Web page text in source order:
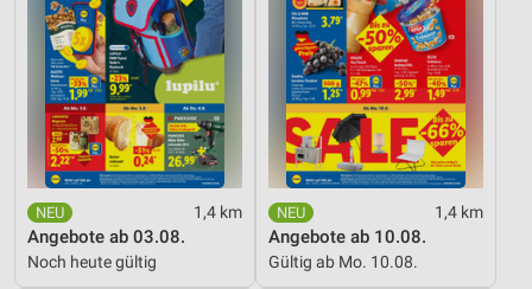
1,4 km
Angebote ab 03.08.
Noch heute gültig
1,4 km
Angebote ab 10.08.
Gültig ab Mo. 10.08.